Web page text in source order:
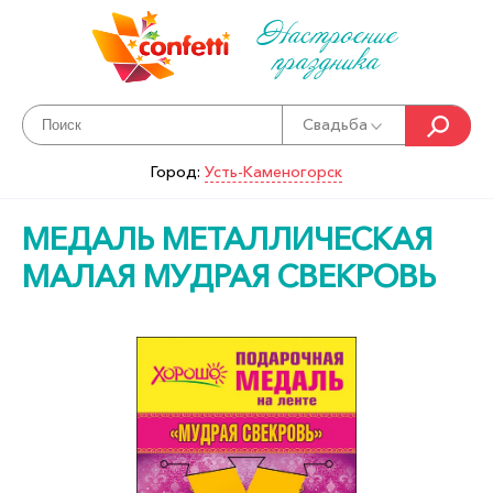
Настроение
праздника
Свадьба
Город: Усть-Каменогорск
МЕДАЛЬ МЕТАЛЛИЧЕСКАЯ
МАЛАЯ МУДРАЯ СВЕКРОВЬ